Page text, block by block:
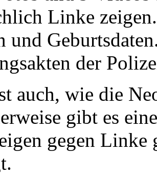
Linke
und
der
auch, wie die
gibt es
gegen